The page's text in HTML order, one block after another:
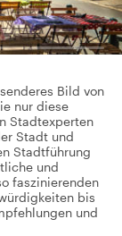
Bild von
nur diese
Stadtexperten
Stadt und
Stadtführung
und
faszinierenden
bis
und